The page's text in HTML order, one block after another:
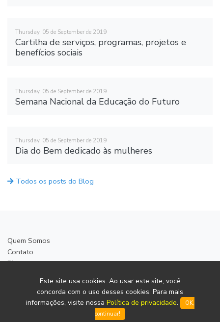
Thursday, 05 de September de 2019
Cartilha de serviços, programas, projetos e
benefícios sociais
Thursday, 05 de September de 2019
Semana Nacional da Educação do Futuro
Thursday, 05 de September de 2019
Dia do Bem dedicado às mulheres
Todos os posts do Blog
Quem Somos
Contato
Blog
Termos de Voluntariado
© 2026 Unidos UDV. Todos os direitos reservados.
Este site usa cookies. Ao usar este site, você
concorda com o uso desses cookies. Para mais
informações, visite nossa Política de privacidade.
OK,
continuar!